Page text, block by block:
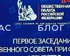
БЛОГ